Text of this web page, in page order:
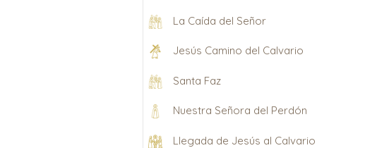
La Caída del Señor
Jesús Camino del Calvario
Santa Faz
Nuestra Señora del Perdón
Llegada de Jesús al Calvario